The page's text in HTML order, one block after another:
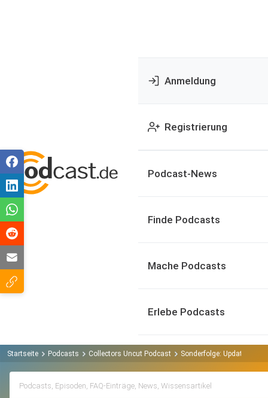
Anmeldung
Registrierung
Podcast-News
Finde Podcasts
Mache Podcasts
Erlebe Podcasts
Startseite Podcasts Collectors Uncut Podcast Sonderfolge: Update zum